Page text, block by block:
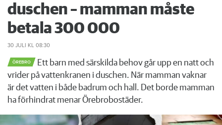
duschen – mamman måste
betala 300 000
30 JULI KL 08:30
ÖREBRO
Ett barn med särskilda behov går upp en natt och
vrider på vattenkranen i duschen. När mamman vaknar
är det vatten i både badrum och hall. Det borde mamman
ha förhindrat menar Örebrobostäder.